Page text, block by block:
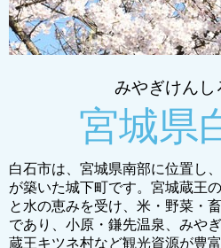
みやぎけんし
宮城県
白石市は、宮城県南部に位置し
が築いた城下町です。宮城蔵王
と水の恵みを受け、米・野菜・
であり、小原・鎌先温泉、みや
蔵王キツネ村など観光資源が豊